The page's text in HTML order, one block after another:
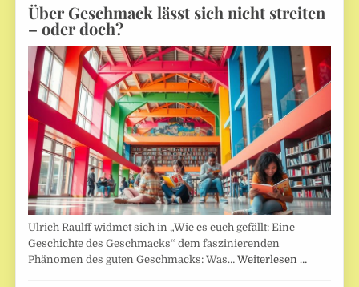
Über Geschmack lässt sich nicht streiten
– oder doch?
Ulrich Raulff widmet sich in „Wie es euch gefällt: Eine
Geschichte des Geschmacks“ dem faszinierenden
Phänomen des guten Geschmacks: Was…Weiterlesen …